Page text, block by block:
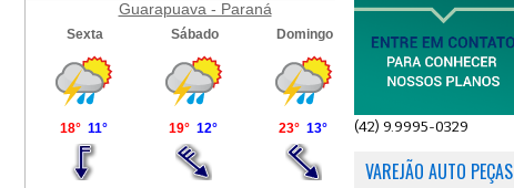
Guarapuava - Paraná
(42) 9.9995-0329
VAREJÃO AUTO PEÇAS